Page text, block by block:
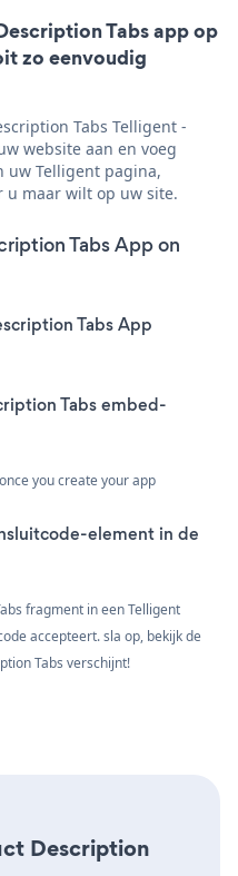
Tabs app op
zo eenvoudig
Tabs Telligent -
website aan en voeg
uw Telligent pagina,
u maar wilt op uw site.
Tabs App on
Tabs App
Tabs embed-
you create your app
element in de
fragment in een Telligent
accepteert. sla op, bekijk de
Tabs verschijnt!
Description